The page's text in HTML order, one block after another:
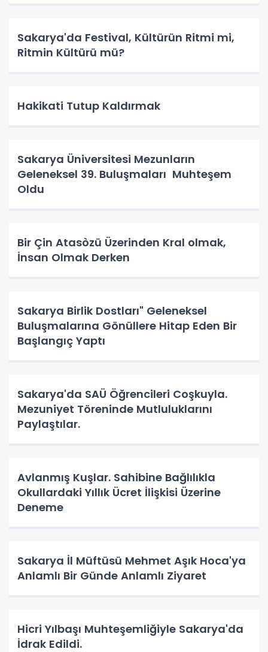
Sakarya'da Festival, Kültürün Ritmi mi,
Ritmin Kültürü mü?
Hakikati Tutup Kaldırmak
Sakarya Üniversitesi Mezunların
Geleneksel 39. Buluşmaları Muhteşem
Oldu
Bir Çin Atasòzü Üzerinden Kral olmak,
İnsan Olmak Derken
Sakarya Birlik Dostları" Geleneksel
Buluşmalarına Gönüllere Hitap Eden Bir
Başlangıç Yaptı
Sakarya'da SAÜ Öğrencileri Coşkuyla.
Mezuniyet Töreninde Mutluluklarını
Paylaştılar.
Avlanmış Kuşlar. Sahibine Bağlılıkla
Okullardaki Yıllık Ücret İlişkisi Üzerine
Deneme
Sakarya İl Müftüsü Mehmet Aşık Hoca'ya
Anlamlı Bir Günde Anlamlı Ziyaret
Hicri Yılbaşı Muhteşemliğiyle Sakarya'da
İdrak Edildi.